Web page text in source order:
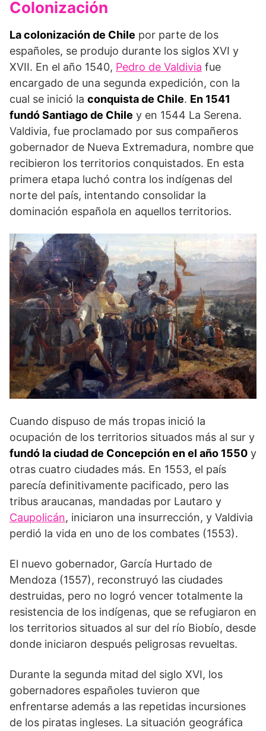
Colonización
La colonización de Chile por parte de los
españoles, se produjo durante los siglos XVI y
XVII. En el año 1540, Pedro de Valdivia fue
encargado de una segunda expedición, con la
cual se inició la conquista de Chile. En 1541
fundó Santiago de Chile y en 1544 La Serena.
Valdivia, fue proclamado por sus compañeros
gobernador de Nueva Extremadura, nombre que
recibieron los territorios conquistados. En esta
primera etapa luchó contra los indígenas del
norte del país, intentando consolidar la
dominación española en aquellos territorios.
Cuando dispuso de más tropas inició la
ocupación de los territorios situados más al sur y
fundó la ciudad de Concepción en el año 1550 y
otras cuatro ciudades más. En 1553, el país
parecía definitivamente pacificado, pero las
tribus araucanas, mandadas por Lautaro y
Caupolicán, iniciaron una insurrección, y Valdivia
perdió la vida en uno de los combates (1553).
El nuevo gobernador, García Hurtado de
Mendoza (1557), reconstruyó las ciudades
destruidas, pero no logró vencer totalmente la
resistencia de los indígenas, que se refugiaron en
los territorios situados al sur del río Biobío, desde
donde iniciaron después peligrosas revueltas.
Durante la segunda mitad del siglo XVI, los
gobernadores españoles tuvieron que
enfrentarse además a las repetidas incursiones
de los piratas ingleses. La situación geográfica